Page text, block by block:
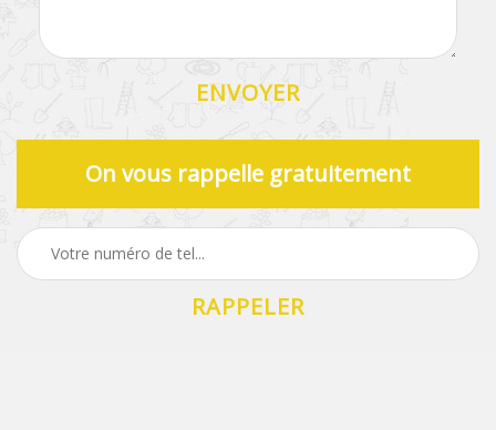
On vous rappelle gratuitement